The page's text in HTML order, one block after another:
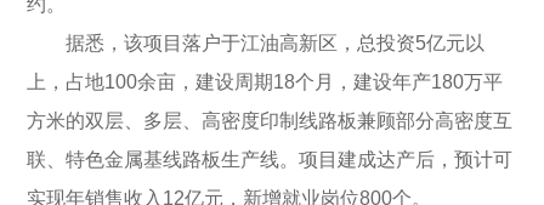
约。
据悉，该项目落户于江油高新区，总投资5亿元以
上，占地100余亩，建设周期18个月，建设年产180万平
方米的双层、多层、高密度印制线路板兼顾部分高密度互
联、特色金属基线路板生产线。项目建成达产后，预计可
实现年销售收入12亿元，新增就业岗位800个。